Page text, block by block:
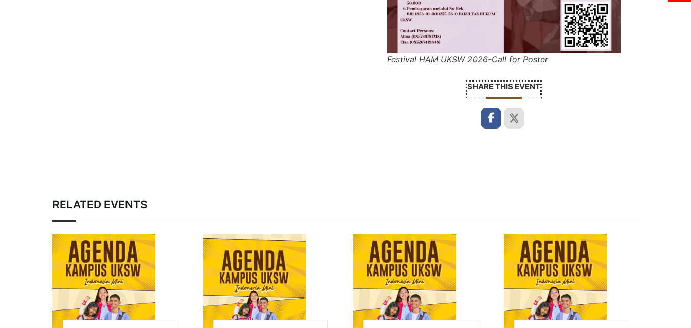
Festival HAM UKSW 2026-Call for Poster
SHARE THIS EVENT
RELATED EVENTS